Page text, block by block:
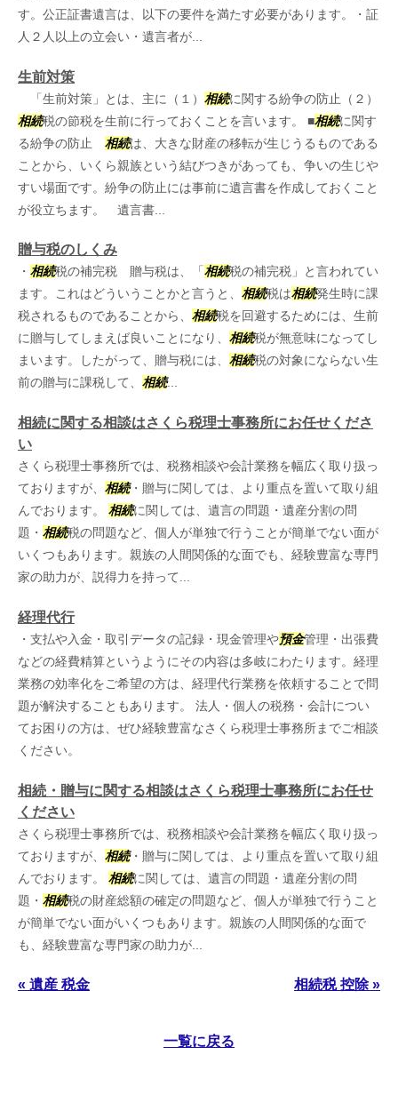
す。公正証書遺言は、以下の要件を満たす必要があります。・証
人２人以上の立会い・遺言者が...
生前対策
「生前対策」とは、主に（１） 相続に関する紛争の防止（２）
相続税の節税を生前に行っておくことを言います。 ■相続に関す
る紛争の防止 相続は、大きな財産の移転が生じうるものである
ことから、いくら親族という結びつきがあっても、争いの生じや
すい場面です。紛争の防止には事前に遺言書を作成しておくこと
が役立ちます。 遺言書...
贈与税のしくみ
・ 相続税の補完税 贈与税は、「 相続税の補完税」と言われてい
ます。これはどういうことかと言うと、 相続税は相続発生時に課
税されるものであることから、 相続税を回避するためには、生前
に贈与してしまえば良いことになり、 相続税が無意味になってし
まいます。したがって、贈与税には、 相続税の対象にならない生
前の贈与に課税して、 相続...
相続に関する相談はさくら税理士事務所にお任せくださ
い
さくら税理士事務所では、税務相談や会計業務を幅広く取り扱っ
ておりますが、 相続・贈与に関しては、より重点を置いて取り組
んでおります。 相続に関しては、遺言の問題・遺産分割の問
題・ 相続税の問題など、個人が単独で行うことが簡単でない面が
いくつもあります。親族の人間関係的な面でも、経験豊富な専門
家の助力が、説得力を持って...
経理代行
・支払や入金・取引データの記録・現金管理や預金管理・出張費
などの経費精算というようにその内容は多岐にわたります。経理
業務の効率化をご希望の方は、経理代行業務を依頼することで問
題が解決することもあります。 法人・個人の税務・会計につい
てお困りの方は、ぜひ経験豊富なさくら税理士事務所までご相談
ください。
相続・贈与に関する相談はさくら税理士事務所にお任せ
ください
さくら税理士事務所では、税務相談や会計業務を幅広く取り扱っ
ておりますが、 相続・贈与に関しては、より重点を置いて取り組
んでおります。 相続に関しては、遺言の問題・遺産分割の問
題・ 相続税の財産総額の確定の問題など、個人が単独で行うこと
が簡単でない面がいくつもあります。親族の人間関係的な面で
も、経験豊富な専門家の助力が...
« 遺産 税金 相続税 控除 »
一覧に戻る